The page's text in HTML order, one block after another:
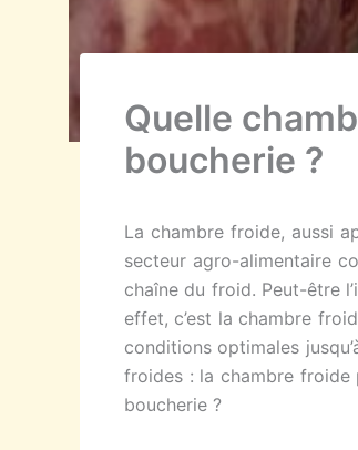
Quelle
boucherie ?
La chambre froide, aussi
secteur agro-alimentaire
chaîne du froid. Peut-être
effet, c’est la chambre
conditions optimales
froides : la chambre
boucherie ?